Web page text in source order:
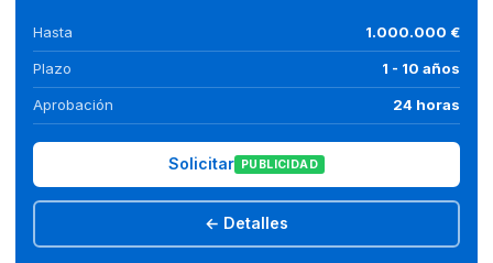
Hasta 1.000.000 €
Plazo 1 - 10 años
Aprobación 24 horas
Solicitar PUBLICIDAD
← Detalles